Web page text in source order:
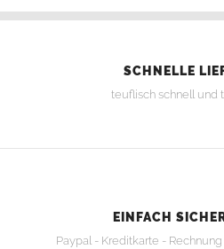
SCHNELLE
teuflisch schnell und
EINFACH
Paypal - Kreditkarte -